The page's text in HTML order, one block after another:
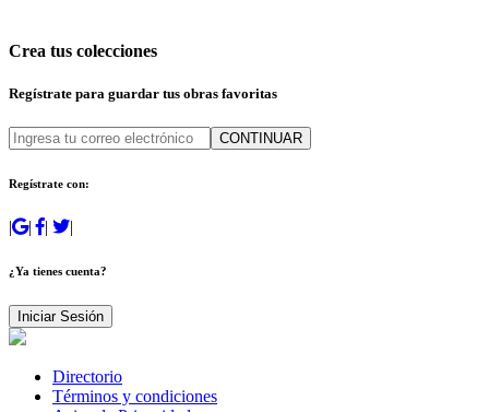
Crea tus colecciones
Regístrate para guardar tus obras favoritas
CONTINUAR
Regístrate con:
| | | |
¿Ya tienes cuenta?
Iniciar Sesión
Directorio
Términos y condiciones